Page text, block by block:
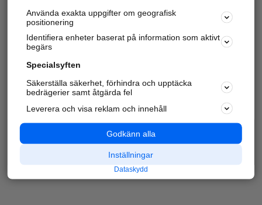
Använda exakta uppgifter om geografisk
positionering
Identifiera enheter baserat på information som aktivt
begärs
Specialsyften
Säkerställa säkerhet, förhindra och upptäcka
bedrägerier samt åtgärda fel
Leverera och visa reklam och innehåll
Godkänn alla
Inställningar
Dataskydd